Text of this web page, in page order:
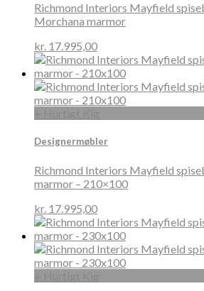
Richmond Interiors Mayfield
Morchana marmor
kr. 17.995,00
Designermøbler
Richmond Interiors Mayfield
marmor – 210×100
kr. 17.995,00